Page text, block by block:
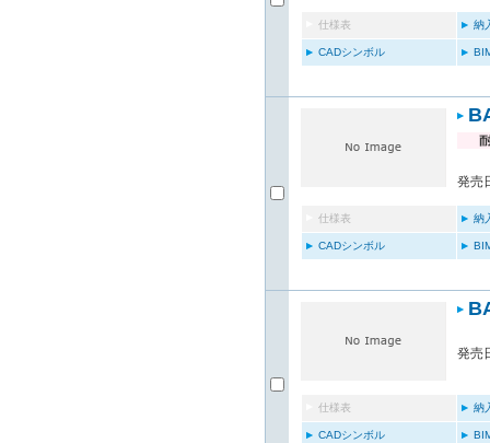
仕様表 納
CADシンボル
発売
仕様表 納
CADシンボル
発売
仕様表 納
CADシンボル